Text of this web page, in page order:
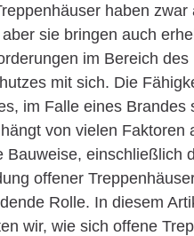
haben zwar
sie bringen auch
im Bereich des
mit sich. Die
im Falle eines Brandes
von vielen Faktoren
Bauweise, einschließlich
offener
Rolle. In diesem
wir, wie sich offene